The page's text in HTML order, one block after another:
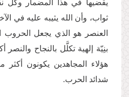
يقضيها في هذا المضمار وكل
ثواب، وأن الله يثيبه عليه في
العنصر هو الذي يجعل الحروب
بنِيّة إلهية تكلَّل بالنجاح والنصر
هؤلاء المجاهدين يكونون
شدائد الحرب.